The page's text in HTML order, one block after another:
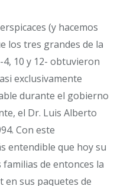
(y hacemos
los tres grandes de la
10 y 12- obtuvieron
exclusivamente
durante el gobierno
el Dr. Luis Alberto
Con este
entendible que hoy su
de entonces la
en sus paquetes de